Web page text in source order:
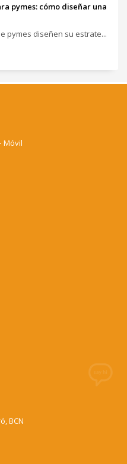
pymes: cómo diseñar una
pymes diseñen su estrate...
Móvil
BCN